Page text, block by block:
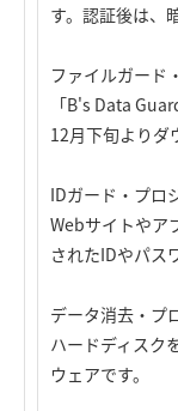
す。認証後は、
ファイルガー
「B's Data
12月下旬よりダ
IDガード・プロ
Webサイトやア
されたIDやパス
データ消去・
ハードディスク
ウェアです。